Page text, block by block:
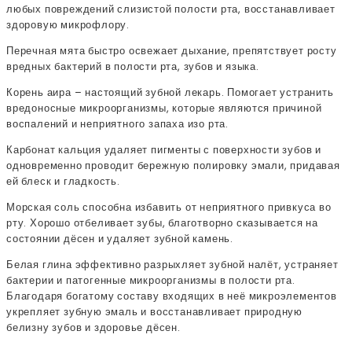
любых повреждений слизистой полости рта, восстанавливает
здоровую микрофлору.
Перечная мята быстро освежает дыхание, препятствует росту
вредных бактерий в полости рта, зубов и языка.
Корень аира – настоящий зубной лекарь. Помогает устранить
вредоносные микроорганизмы, которые являются причиной
воспалений и неприятного запаха изо рта.
Карбонат кальция удаляет пигменты с поверхности зубов и
одновременно проводит бережную полировку эмали, придавая
ей блеск и гладкость.
Морская соль способна избавить от неприятного привкуса во
рту. Хорошо отбеливает зубы, благотворно сказывается на
состоянии дёсен и удаляет зубной камень.
Белая глина эффективно разрыхляет зубной налёт, устраняет
бактерии и патогенные микроорганизмы в полости рта.
Благодаря богатому составу входящих в неё микроэлементов
укрепляет зубную эмаль и восстанавливает природную
белизну зубов и здоровье дёсен.